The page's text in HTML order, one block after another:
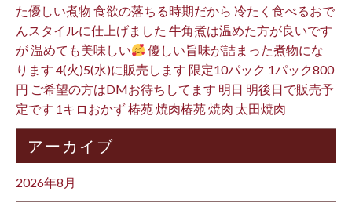
た優しい煮物 食欲の落ちる時期だから 冷たく食べるおで
んスタイルに仕上げました 牛角煮は温めた方が良いです
が 温めても美味しい
優しい旨味が詰まった煮物にな
ります 4(火)5(水)に販売します 限定10パック 1パック800
円 ご希望の方はDMお待ちしてます 明日 明後日で販売予
定です 1キロおかず 椿苑 焼肉椿苑 焼肉 太田焼肉
アーカイブ
2026年8月